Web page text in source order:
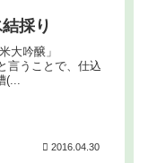
採り
大吟醸」
言うことで、仕込
2016.04.30